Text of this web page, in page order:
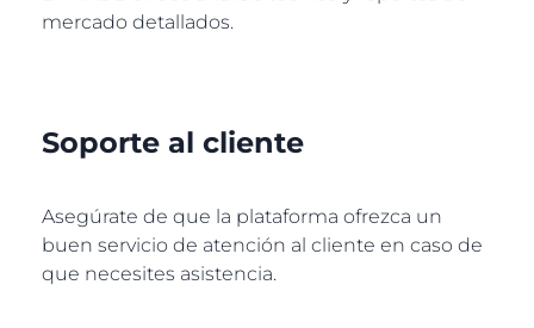
mercado detallados.
Soporte al cliente
Asegúrate de que la plataforma ofrezca un
buen servicio de atención al cliente en caso de
que necesites asistencia.